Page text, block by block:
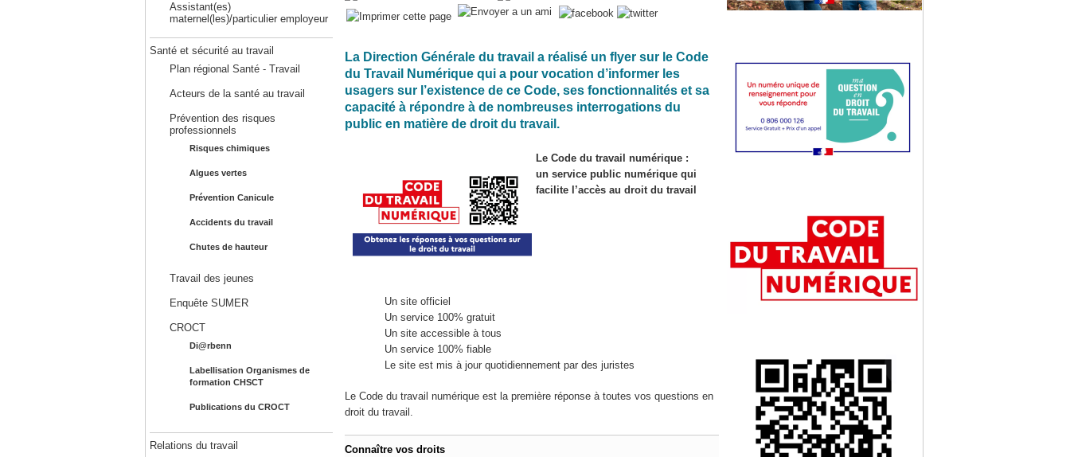
Assistant(es)
maternel(les)/particulier employeur
Santé et sécurité au travail
Plan régional Santé - Travail
Acteurs de la santé au travail
Prévention des risques
professionnels
Risques chimiques
Algues vertes
Prévention Canicule
Accidents du travail
Chutes de hauteur
Travail des jeunes
Enquête SUMER
CROCT
Di@rbenn
Labellisation Organismes de
formation CHSCT
Publications du CROCT
Relations du travail
La Direction Générale du travail a réalisé un flyer sur le Code
du Travail Numérique qui a pour vocation d’informer les
usagers sur l’existence de ce Code, ses fonctionnalités et sa
capacité à répondre à de nombreuses interrogations du
public en matière de droit du travail.
Le Code du travail numérique :
un service public numérique qui
facilite l’accès au droit du travail
Un site officiel
Un service 100% gratuit
Un site accessible à tous
Un service 100% fiable
Le site est mis à jour quotidiennement par des juristes
Le Code du travail numérique est la première réponse à toutes vos questions en
droit du travail.
Connaître vos droits